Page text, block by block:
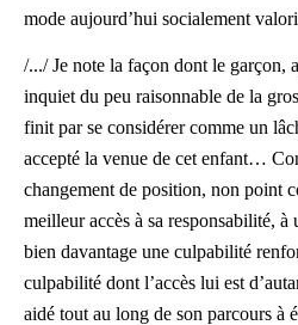
mode aujourd’hui socialement
/.../ Je note la façon dont le garçon,
inquiet du peu raisonnable de la
finit par se considérer comme un
accepté la venue de cet enfant…
changement de position, non point
meilleur accès à sa responsabilité, à
bien davantage une culpabilité
culpabilité dont l’accès lui est
aidé tout au long de son parcours à